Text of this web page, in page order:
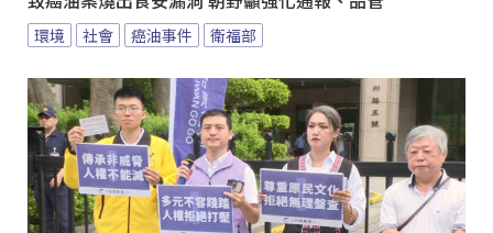
環境 社會 癌油事件 衛福部